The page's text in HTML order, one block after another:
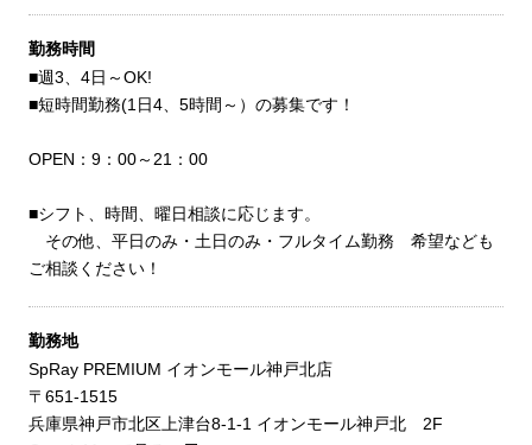
勤務時間
■週3、4日～OK!
■短時間勤務(1日4、5時間～）の募集です！
OPEN：9：00～21：00
■シフト、時間、曜日相談に応じます。
その他、平日のみ・土日のみ・フルタイム勤務 希望なども
ご相談ください！
勤務地
SpRay PREMIUM イオンモール神戸北店
〒651-1515
兵庫県神戸市北区上津台8-1-1 イオンモール神戸北 2F